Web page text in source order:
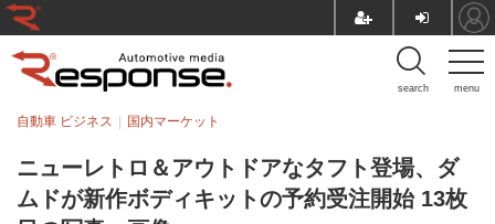
menu
search
ニューレトロ＆アウトドアなタフト登場、ダ
ムドが新作ボディキットの予約受注開始 13枚
自動車 ビジネス 国内マーケット